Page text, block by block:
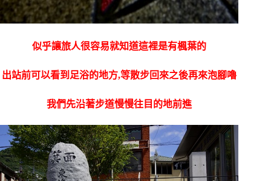
似乎讓旅人很容易就知道這裡是有楓葉的
出站前可以看到足浴的地方,等散步回來之後再來泡腳嚕
我們先沿著步道慢慢往目的地前進